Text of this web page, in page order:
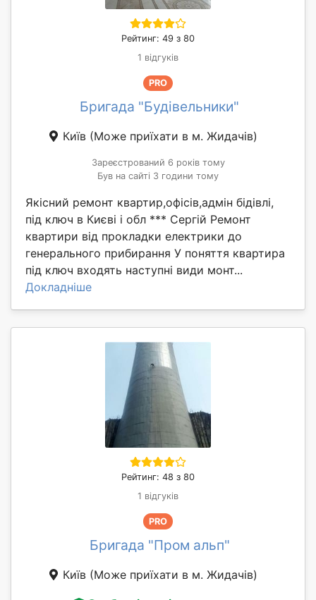
Рейтинг: 49 з 80
1 відгуків
PRO
Бригада "Будівельники"
Київ (Може приїхати в м. Жидачів)
Зареєстрований 6 років тому
Був на сайті 3 години тому
Якісний ремонт квартир,офісів,адмін бідівлі,
під ключ в Києві і обл *** Сергій Ремонт
квартири від прокладки електрики до
генерального прибирання У поняття квартира
під ключ входять наступні види монт...
Докладніше
Рейтинг: 48 з 80
1 відгуків
PRO
Бригада "Пром альп"
Київ (Може приїхати в м. Жидачів)